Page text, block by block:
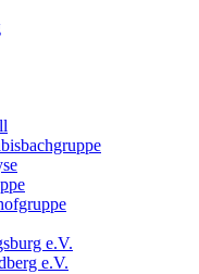
e.V.
e.V.